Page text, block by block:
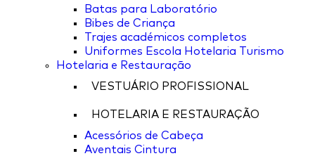
Batas para Laboratório
Bibes de Criança
Trajes académicos completos
Uniformes Escola Hotelaria Turismo
Hotelaria e Restauração
VESTUÁRIO PROFISSIONAL
HOTELARIA E RESTAURAÇÃO
Acessórios de Cabeça
Aventais Cintura